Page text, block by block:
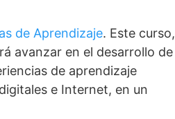
de Aprendizaje. Este curso,
avanzar en el desarrollo de
de aprendizaje
e Internet, en un